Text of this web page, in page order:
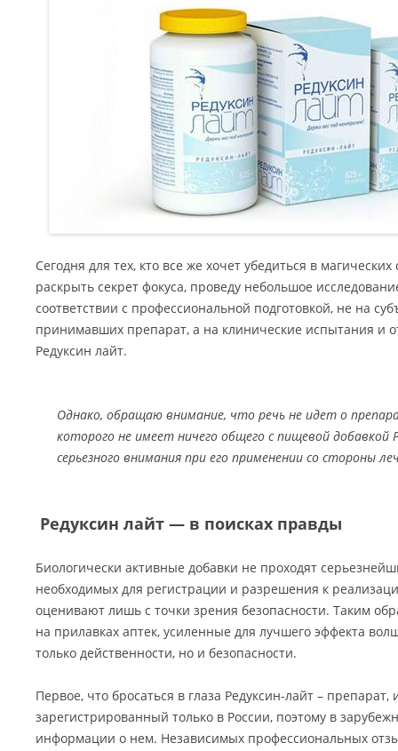
Сегодня для тех, кто все же хочет убедиться в
раскрыть секрет фокуса, проведу небольшое
соответствии с профессиональной подготовкой, не на
принимавших препарат, а на клинические испытания и
Редуксин лайт.
Однако, обращаю внимание, что речь не идет о
которого не имеет ничего общего с пищевой добавкой
серьезного внимания при его применении со стороны
Редуксин лайт — в поисках правды
Биологически активные добавки не проходят
необходимых для регистрации и разрешения к
оценивают лишь с точки зрения безопасности. Таким
на прилавках аптек, усиленные для лучшего эффекта
только действенности, но и безопасности.
Первое, что бросаться в глаза Редуксин-лайт –
зарегистрированный только в России, поэтому в
информации о нем. Независимых профессиональных